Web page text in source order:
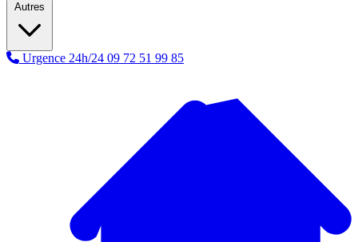
Autres
Urgence 24h/24 09 72 51 99 85